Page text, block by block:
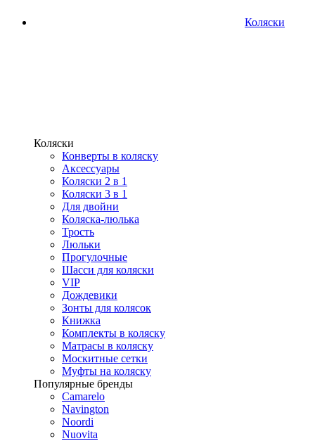
Коляски
Коляски
Конверты в коляску
Аксессуары
Коляски 2 в 1
Коляски 3 в 1
Для двойни
Коляска-люлька
Трость
Люльки
Прогулочные
Шасси для коляски
VIP
Дождевики
Зонты для колясок
Книжка
Комплекты в коляску
Матрасы в коляску
Москитные сетки
Муфты на коляску
Популярные бренды
Camarelo
Navington
Noordi
Nuovita